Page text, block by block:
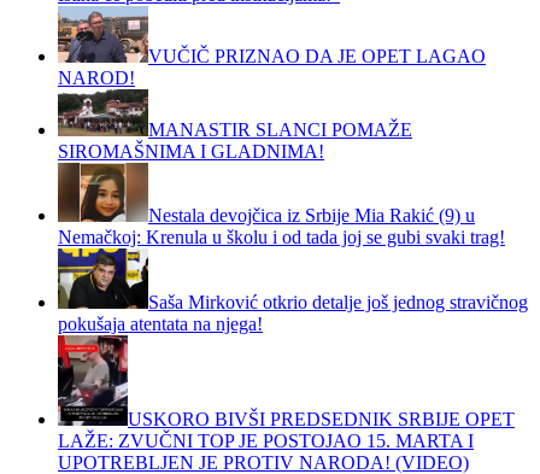
VUČIČ PRIZNAO DA JE OPET LAGAO
NAROD!
MANASTIR SLANCI POMAŽE
SIROMAŠNIMA I GLADNIMA!
Nestala devojčica iz Srbije Mia Rakić (9) u
Nemačkoj: Krenula u školu i od tada joj se gubi svaki trag!
Saša Mirković otkrio detalje još jednog stravičnog
pokušaja atentata na njega!
USKORO BIVŠI PREDSEDNIK SRBIJE OPET
LAŽE: ZVUČNI TOP JE POSTOJAO 15. MARTA I
UPOTREBLJEN JE PROTIV NARODA! (VIDEO)